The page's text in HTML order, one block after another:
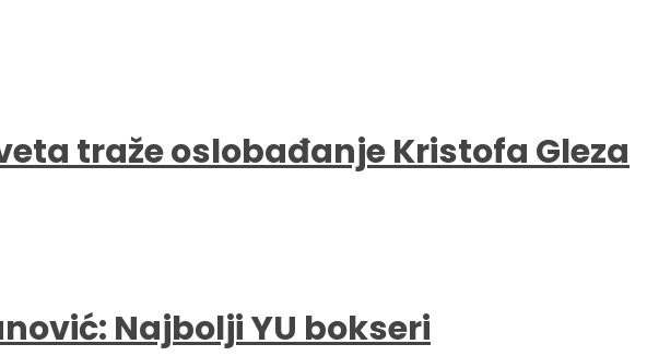
traže oslobađanje Kristofa Gleza
Najbolji YU bokseri